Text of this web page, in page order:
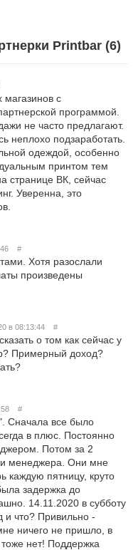
Printbar (6)
магазинов с
программой.
не часто предлагают.
неплохо подзаработать.
одеждой, особенно
принтом тем
странице ВК, сейчас
Уверенна, это
#
Хотя разослали
произведены
в 08:13:44 #
о том как сейчас у
Примерный доход?
#
Сначала все было
в плюс. Постоянно
Потом за 2
менеджера. Они мне
каждую пятницу, круто
задержка до
14.11.2020 в субботу
и что? Привильно -
ничего не пришло, в
нет! Поддержка